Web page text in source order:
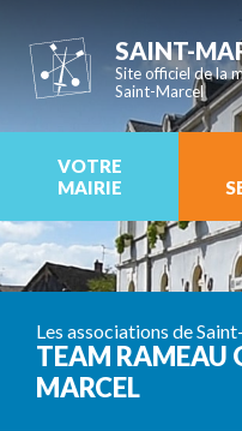
SAINT-
Site officiel de la
Saint-Marcel
VOTRE
MAIRIE
Les associations de
TEAM RAMEAU
MARCEL